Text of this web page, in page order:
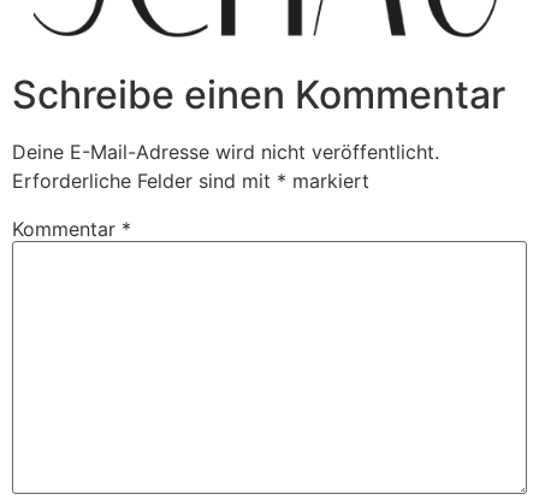
Schreibe einen Kommentar
Deine E-Mail-Adresse wird nicht veröffentlicht.
Erforderliche Felder sind mit * markiert
Kommentar *